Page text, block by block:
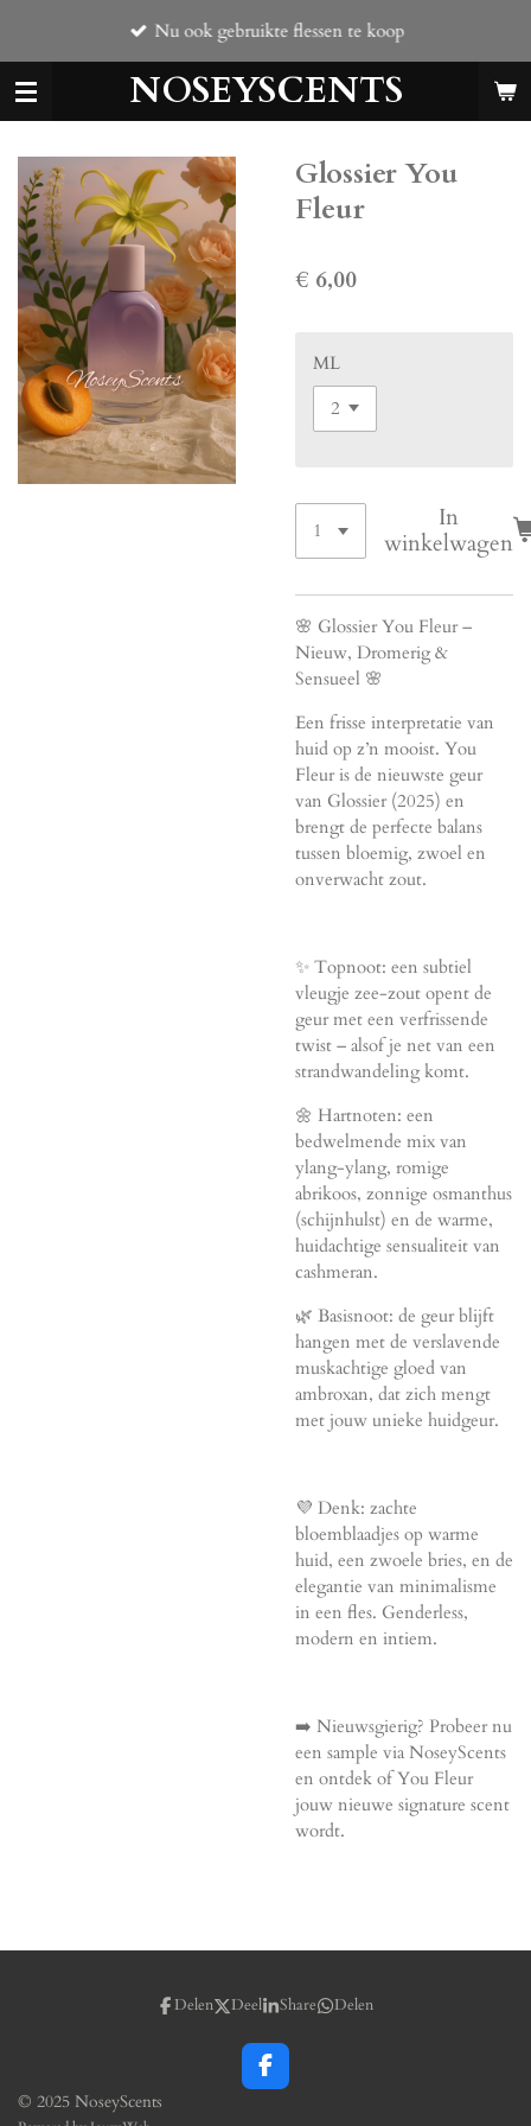
de
hoofdinhoud
NOSEYSCENTS
Nu ook gebruikte flessen te koop
Glossier You
Fleur
€ 6,00
ML
In
winkelwagen
🌸 Glossier You Fleur –
Nieuw, Dromerig &
Sensueel 🌸
Een frisse interpretatie van
huid op z’n mooist. You
Fleur is de nieuwste geur
van Glossier (2025) en
brengt de perfecte balans
tussen bloemig, zwoel en
onverwacht zout.
✨ Topnoot: een subtiel
vleugje zee-zout opent de
geur met een verfrissende
twist – alsof je net van een
strandwandeling komt.
🌼 Hartnoten: een
bedwelmende mix van
ylang-ylang, romige
abrikoos, zonnige osmanthus
(schijnhulst) en de warme,
huidachtige sensualiteit van
cashmeran.
🌿 Basisnoot: de geur blijft
hangen met de verslavende
muskachtige gloed van
ambroxan, dat zich mengt
met jouw unieke huidgeur.
💜 Denk: zachte
bloemblaadjes op warme
huid, een zwoele bries, en de
elegantie van minimalisme
in een fles. Genderless,
modern en intiem.
➡️ Nieuwsgierig? Probeer nu
een sample via NoseyScents
en ontdek of You Fleur
jouw nieuwe signature scent
wordt.
Delen Deel Share Delen
F
a
© 2025 NoseyScents